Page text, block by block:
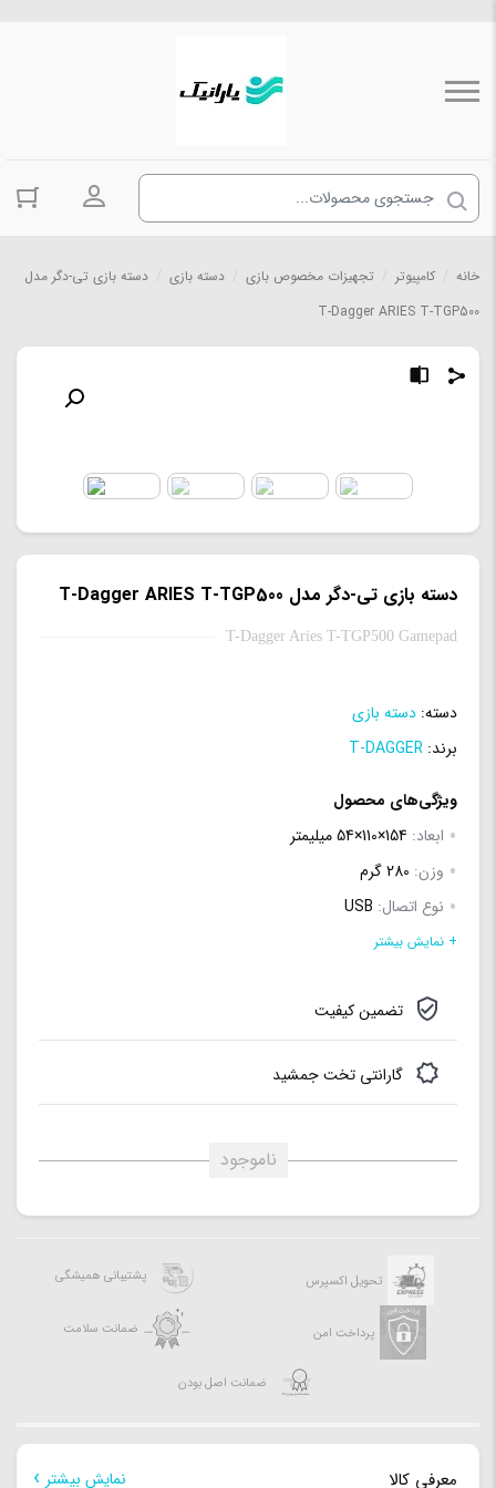
ورود به
خانه کامپیوتر تجهیزات مخصوص بازی دسته بازی
دسته بازی تی-دگر مدل
T-Dagger ARIES T-TGP500
دسته بازی تی-دگر مدل T-Dagger ARIES T-TGP500
T-Dagger Aries T-TGP500 Gamepad
دسته: دسته بازی
برند: T-DAGGER
ویژگی‌های محصول
ابعاد: 154×110×54 میلیمتر
وزن: 280 گرم
نوع اتصال: USB
قابلیت شوک:
مزایا:
buttons – قابلیت اتصال به Nintendo Switch/PC/PS3
system
+ نمایش بیشتر
تضمین کیفیت
گارانتی تخت جمشید
ناموجود
تحویل اکسپرس پشتیبانی همیشگی
پرداخت امن ضمانت سلامت
ضمانت اصل بودن
معرفی کالا نمایش بیشتر